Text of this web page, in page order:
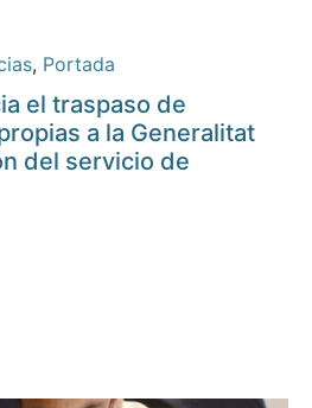
, Portada
el traspaso de
a la Generalitat
del servicio de